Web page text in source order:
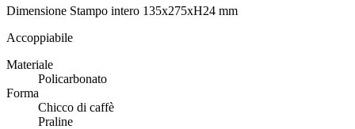
Dimensione Stampo intero 135x275xH24 mm
Accoppiabile
Materiale
Policarbonato
Forma
Chicco di caffè
Praline